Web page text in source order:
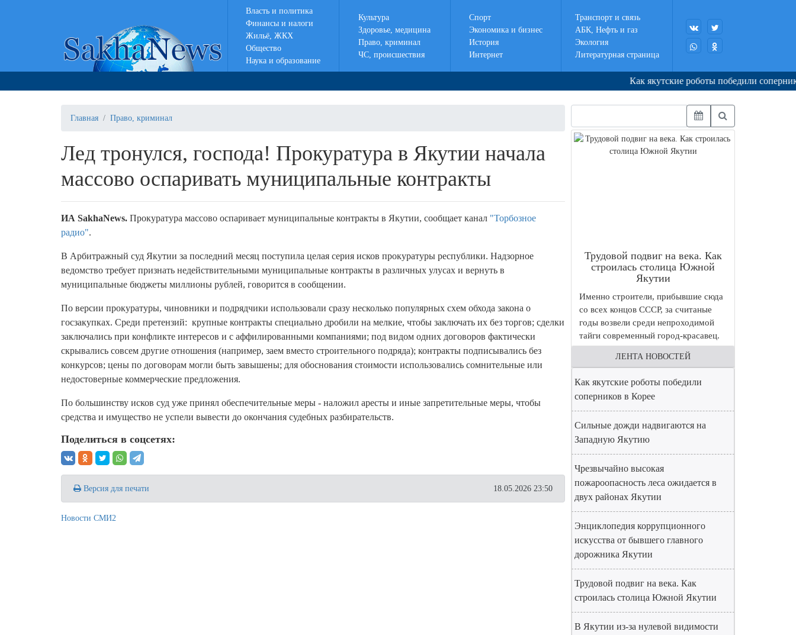
Власть и политика
Финансы и налоги
Жильё, ЖКХ
Общество
Наука и образование
Культура
Здоровье, медицина
Право, криминал
ЧС, происшествия
Спорт
Экономика и бизнес
История
Интернет
Транспорт и связь
АБК, Нефть и газ
Экология
Литературная страница
Как якутские роботы победили соперников в
Главная Право, криминал
Лед тронулся, господа! Прокуратура в Якутии начала
массово оспаривать муниципальные контракты
ИА SakhaNews. Прокуратура массово оспаривает муниципальные контракты в Якутии, сообщает канал "Торбозное
радио".
В Арбитражный суд Якутии за последний месяц поступила целая серия исков прокуратуры республики. Надзорное
ведомство требует признать недействительными муниципальные контракты в различных улусах и вернуть в
муниципальные бюджеты миллионы рублей, говорится в сообщении.
По версии прокуратуры, чиновники и подрядчики использовали сразу несколько популярных схем обхода закона о
госзакупках. Среди претензий: крупные контракты специально дробили на мелкие, чтобы заключать их без торгов; сделки
заключались при конфликте интересов и с аффилированными компаниями; под видом одних договоров фактически
скрывались совсем другие отношения (например, заем вместо строительного подряда); контракты подписывались без
конкурсов; цены по договорам могли быть завышены; для обоснования стоимости использовались сомнительные или
недостоверные коммерческие предложения.
По большинству исков суд уже принял обеспечительные меры - наложил аресты и иные запретительные меры, чтобы
средства и имущество не успели вывести до окончания судебных разбирательств.
Поделиться в соцсетях:
Версия для печати 18.05.2026 23:50
Новости СМИ2
Трудовой подвиг на века. Как
строилась столица Южной
Якутии
Именно строители, прибывшие сюда
со всех концов СССР, за считаные
годы возвели среди непроходимой
тайги современный город-красавец.
ЛЕНТА НОВОСТЕЙ
Как якутские роботы победили
соперников в Корее
Сильные дожди надвигаются на
Западную Якутию
Чрезвычайно высокая
пожароопасность леса ожидается в
двух районах Якутии
Энциклопедия коррупционного
искусства от бывшего главного
дорожника Якутии
Трудовой подвиг на века. Как
строилась столица Южной Якутии
В Якутии из-за нулевой видимости